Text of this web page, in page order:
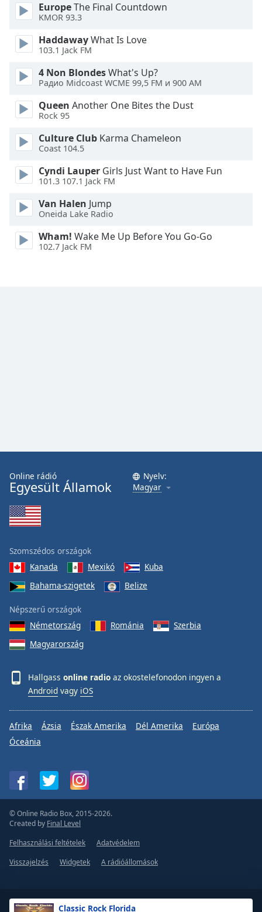
Style
Font
Family
Reset
Done
Close
Classic Rock Florida
EuropeThe Final Countdown
KMOR 93.3
HaddawayWhat Is Love
103.1 Jack FM
4 Non BlondesWhat's Up?
Радио Midcoast WCME 99,5 FM и 900 AM
Queen Another One Bites the Dust
Rock 95
Culture Club Karma Chameleon
Coast 104.5
Cyndi Lauper Girls Just Want to Have Fun
101.3 107.1 Jack FM
Van Halen Jump
Oneida Lake Radio
Wham! Wake Me Up Before You Go-Go
102.7 Jack FM
Online rádió
Egyesült Államok
Nyelv:
Magyar
Szomszédos országok
Kanada
Mexikó
Kuba
Bahama-szigetek
Belize
Népszerű országok
Németország
Románia
Szerbia
Magyarország
Hallgass online radio az okostelefonodon ingyen a
Android vagy iOS
Afrika Ázsia Észak Amerika Dél Amerika
Európa
Óceánia
© Online Radio Box, 2015-2026.
Created by Final Level
Felhasználási feltételek
Adatvédelem
Visszajelzés
Widgetek A rádióállomások